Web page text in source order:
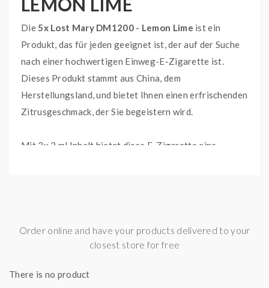
Die 5x Lost Mary DM1200 - Lemon Lime ist ein
Produkt, das für jeden geeignet ist, der auf der Suche
nach einer hochwertigen Einweg-E-Zigarette ist.
Dieses Produkt stammt aus China, dem
Herstellungsland, und bietet Ihnen einen erfrischenden
Zitrusgeschmack, der Sie begeistern wird.
Mit 2x 2 ml Inhalt bietet diese E-Zigarette eine
ist, wenn Sie sie brauchen.
ist der Geschmack. Mit einem köstlichen Zitronen- und
Order online and have your products delivered to your
closest store for free
There is no product